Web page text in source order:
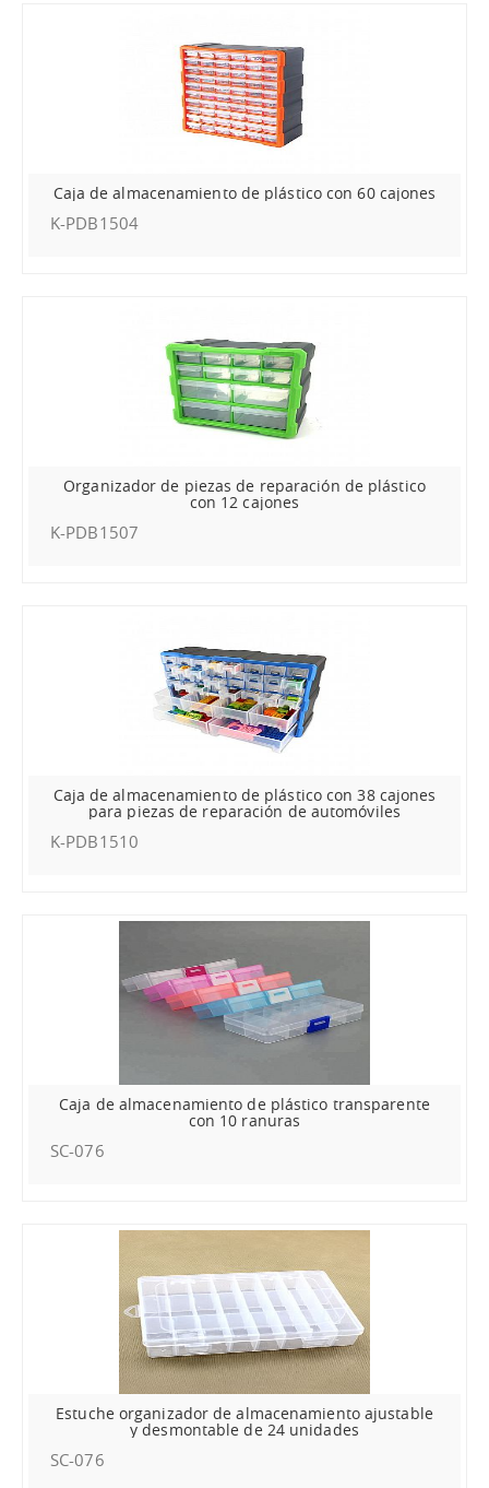
Caja de almacenamiento de plástico con 60 cajones
K-PDB1504
Organizador de piezas de reparación de plástico
con 12 cajones
K-PDB1507
Caja de almacenamiento de plástico con 38 cajones
para piezas de reparación de automóviles
K-PDB1510
Caja de almacenamiento de plástico transparente
con 10 ranuras
SC-076
Estuche organizador de almacenamiento ajustable
y desmontable de 24 unidades
SC-076